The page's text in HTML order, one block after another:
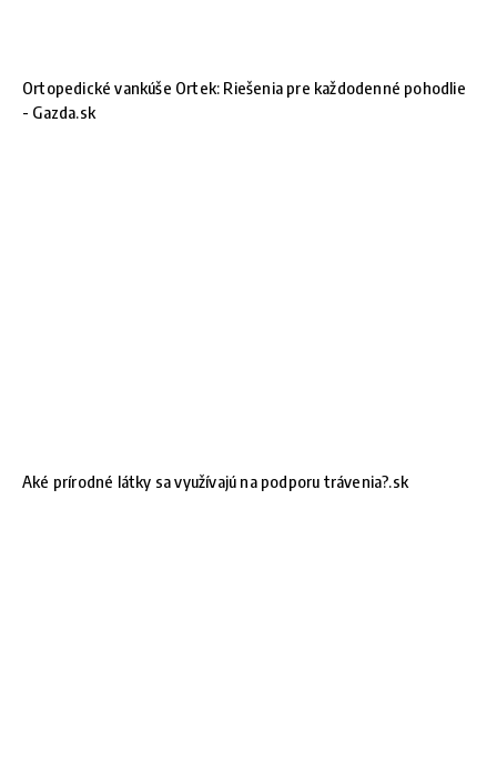
Ortopedické vankúše Ortek: Riešenia pre každodenné pohodlie
- Gazda.sk
Aké prírodné látky sa využívajú na podporu trávenia?.sk